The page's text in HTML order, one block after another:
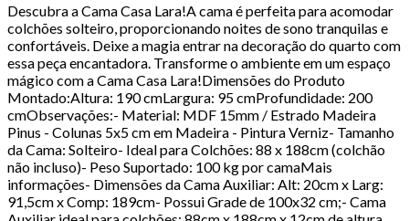
Descubra a Cama Casa Lara!A cama é perfeita para acomodar
colchões solteiro, proporcionando noites de sono tranquilas e
confortáveis. Deixe a magia entrar na decoração do quarto com
essa peça encantadora. Transforme o ambiente em um espaço
mágico com a Cama Casa Lara!Dimensões do Produto
Montado:Altura: 190 cmLargura: 95 cmProfundidade: 200
cmObservações:- Material: MDF 15mm / Estrado Madeira
Pinus - Colunas 5x5 cm em Madeira - Pintura Verniz- Tamanho
da Cama: Solteiro- Ideal para Colchões: 88 x 188cm (colchão
não incluso)- Peso Suportado: 100 kg por camaMais
informações- Dimensões da Cama Auxiliar: Alt: 20cm x Larg:
91,5cm x Comp: 189cm- Possui Grade de 100x32 cm;- Cama